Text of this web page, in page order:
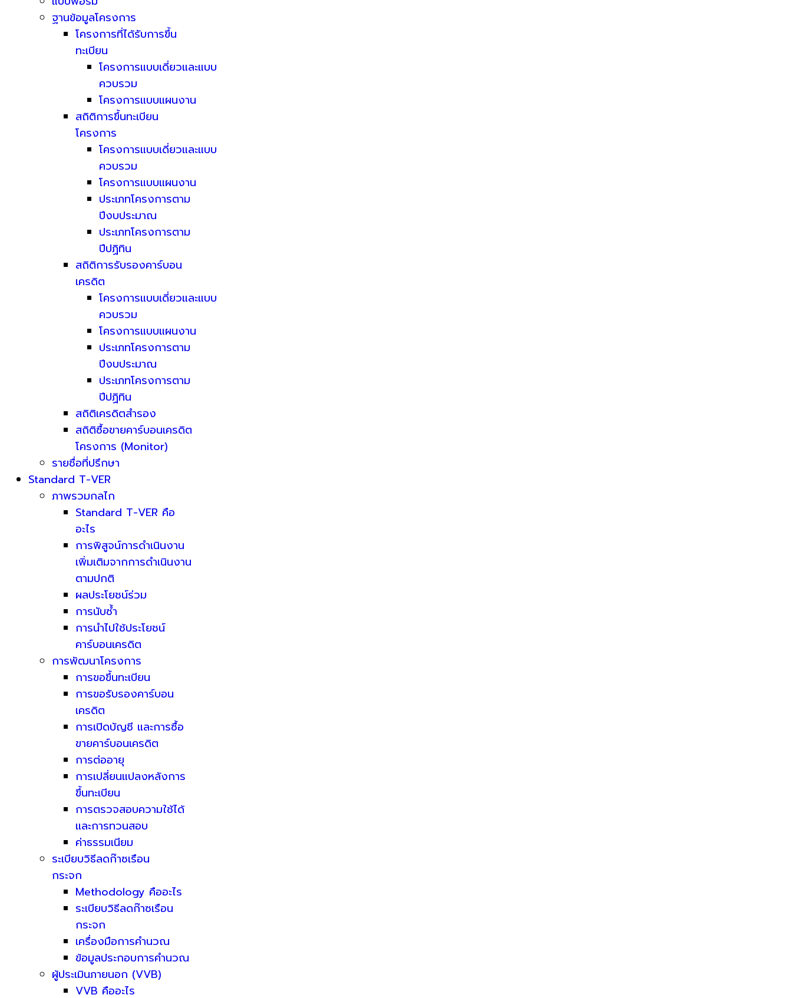
ฐานข้อมูลโครงการ
โครงการที่ได้รับการขึ้น
ทะเบียน
โครงการแบบเดี่ยวและแบบ
ควบรวม
โครงการแบบแผนงาน
สถิติการขึ้นทะเบียน
โครงการ
โครงการแบบเดี่ยวและแบบ
ควบรวม
โครงการแบบแผนงาน
ประเภทโครงการตาม
ปีงบประมาณ
ประเภทโครงการตาม
ปีปฏิทิน
สถิติการรับรองคาร์บอน
เครดิต
โครงการแบบเดี่ยวและแบบ
ควบรวม
โครงการแบบแผนงาน
ประเภทโครงการตาม
ปีงบประมาณ
ประเภทโครงการตาม
ปีปฏิทิน
สถิติเครดิตสำรอง
สถิติซื้อขายคาร์บอนเครดิต
โครงการ (Monitor)
รายชื่อที่ปรึกษา
Standard T-VER
ภาพรวมกลไก
Standard T-VER คือ
อะไร
การพิสูจน์การดำเนินงาน
เพิ่มเติมจากการดำเนินงาน
ตามปกติ
ผลประโยชน์ร่วม
การนับซ้ำ
การนำไปใช้ประโยชน์
คาร์บอนเครดิต
การพัฒนาโครงการ
การขอขึ้นทะเบียน
การขอรับรองคาร์บอน
เครดิต
การเปิดบัญชี และการซื้อ
ขายคาร์บอนเครดิต
การต่ออายุ
การเปลี่ยนแปลงหลังการ
ขึ้นทะเบียน
การตรวจสอบความใช้ได้
และการทวนสอบ
ค่าธรรมเนียม
ระเบียบวิธีลดก๊าซเรือน
กระจก
Methodology คืออะไร
ระเบียบวิธีลดก๊าซเรือน
กระจก
เครื่องมือการคำนวณ
ข้อมูลประกอบการคำนวณ
ผู้ประเมินภายนอก (VVB)
VVB คืออะไร